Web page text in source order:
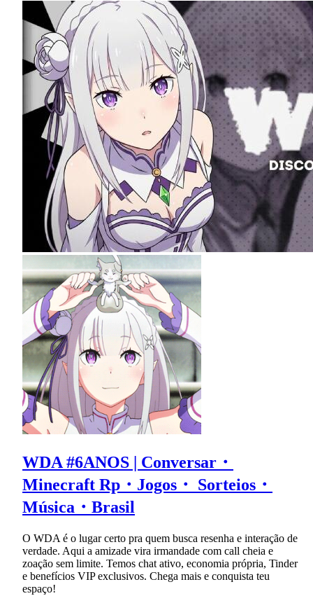
WDA #6ANOS | Conversar・
Minecraft Rp・Jogos・ Sorteios・
Música・Brasil
O WDA é o lugar certo pra quem busca resenha e interação de
verdade. Aqui a amizade vira irmandade com call cheia e
zoação sem limite. Temos chat ativo, economia própria, Tinder
e benefícios VIP exclusivos. Chega mais e conquista teu
espaço!